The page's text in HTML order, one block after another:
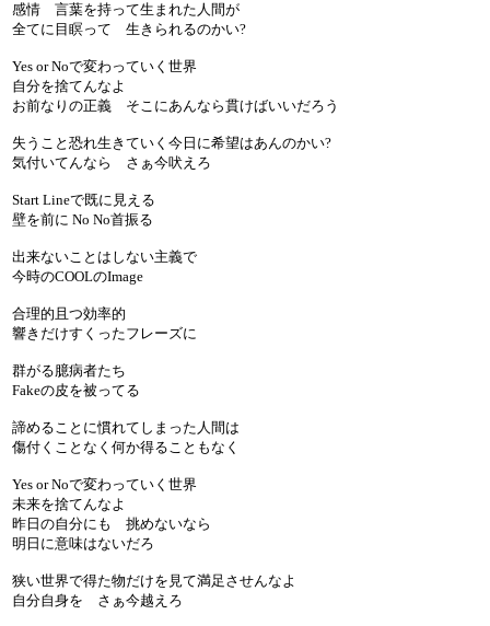
感情 言葉を持って生まれた人間が
全てに目瞑って 生きられるのかい?
Yes or Noで変わっていく世界
自分を捨てんなよ
お前なりの正義 そこにあんなら貫けばいいだろう
失うこと恐れ生きていく今日に希望はあんのかい?
気付いてんなら さぁ今吠えろ
Start Lineで既に見える
壁を前に No No首振る
出来ないことはしない主義で
今時のCOOLのImage
合理的且つ効率的
響きだけすくったフレーズに
群がる臆病者たち
Fakeの皮を被ってる
諦めることに慣れてしまった人間は
傷付くことなく何か得ることもなく
Yes or Noで変わっていく世界
未来を捨てんなよ
昨日の自分にも 挑めないなら
明日に意味はないだろ
狭い世界で得た物だけを見て満足させんなよ
自分自身を さぁ今越えろ